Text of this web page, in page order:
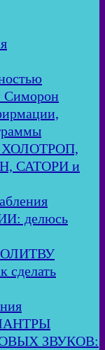
Симорон
ХОЛОТРОП,
САТОРИ и
делюсь
МАНТРЫ
ЗВУКОВ: